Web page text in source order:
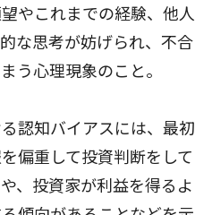
やこれまでの経験、他人
な思考が妨げられ、不合
う心理現象のこと。
認知バイアスには、最初
偏重して投資判断をして
、投資家が利益を得るよ